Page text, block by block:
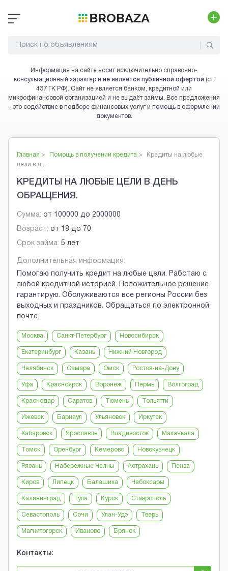
Информация на сайте носит исключительно справочно-
консультационный характер и не является публичной офертой (ст.
437 ГК РФ). Сайт не является банком, кредитной или
микрофинансовой организацией и не выдаёт займы. Все предложения
- это содействие в подборе финансовых услуг и помощь в оформлении
документов.
Главная > Помощь в получении кредита >
Кредиты на любые
цели в д...
КРЕДИТЫ НА ЛЮБЫЕ ЦЕЛИ В ДЕНЬ
ОБРАЩЕНИЯ.
Сумма: от 100000 до 2000000
Возраст: от 18 до 70
Срок займа: 5 лет
Дополнительная информация:
Помогаю получить кредит на любые цели. Работаю с
любой кредитной историей. Положительное решение
гарантирую. Обслуживаются все регионы России без
выходных и праздников. Обращаться по электронной
почте.
Москва Санкт-Петербург Новосибирск
Екатеринбург Казань Нижний Новгород
Челябинск Самара Омск Ростов-на-Дону
Уфа Красноярск Воронеж Пермь Волгоград
Краснодар Саратов Тюмень Тольятти
Ижевск Барнаул Ульяновск Иркутск
Хабаровск Ярославль Владивосток Махачкала
Томск Оренбург Кемерово Новокузнецк
Рязань Набережные Челны Астрахань Пенза
Киров Липецк Балашиха Чебоксары
Калининград Тула Курск Ставрополь
Севастополь Сочи Улан-Удэ Тверь
Магнитогорск Иваново Брянск
Контакты: